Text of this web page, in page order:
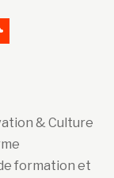
& Culture
formation et